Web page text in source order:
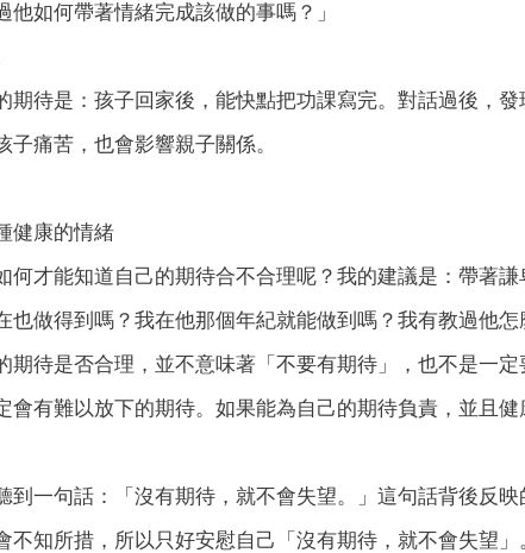
他如何帶著情緒完成該做的事嗎？」
期待是：孩子回家後，能快點把功課寫完。對話過後，
子痛苦，也會影響親子關係。
健康的情緒
何才能知道自己的期待合不合理呢？我的建議是：帶著
也做得到嗎？我在他那個年紀就能做到嗎？我有教過他
期待是否合理，並不意味著「不要有期待」，也不是一
會有難以放下的期待。如果能為自己的期待負責，並且
到一句話：「沒有期待，就不會失望。」這句話背後反
不知所措，所以只好安慰自己「沒有期待，就不會失望」